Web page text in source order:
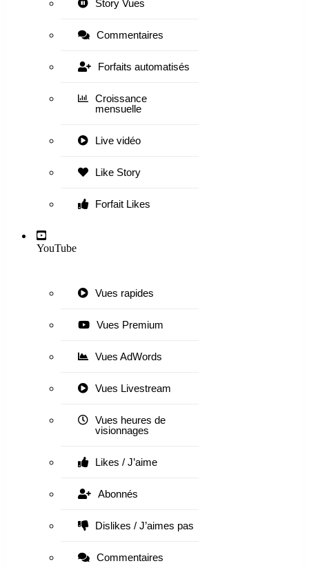
Story Vues
Commentaires
Forfaits automatisés
Croissance
mensuelle
Live vidéo
Like Story
Forfait Likes
YouTube
Vues rapides
Vues Premium
Vues AdWords
Vues Livestream
Vues heures de
visionnages
Likes / J’aime
Abonnés
Dislikes / J’aimes pas
Commentaires